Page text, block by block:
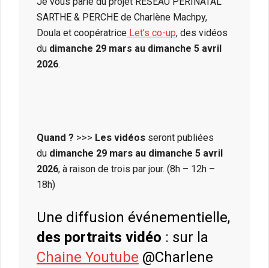
SARTHE & PERCHE de Charlène Machpy,
Doula et coopératrice Let’s co-up, des vidéos
du dimanche 29 mars au dimanche 5 avril
2026.
Quand ? >>> Les vidéos seront publiées
du dimanche 29 mars au dimanche 5 avril
2026, à raison de trois par jour. (8h – 12h –
18h)
Une diffusion événementielle,
des portraits vidéo : sur la
Chaine Youtube @Charlene